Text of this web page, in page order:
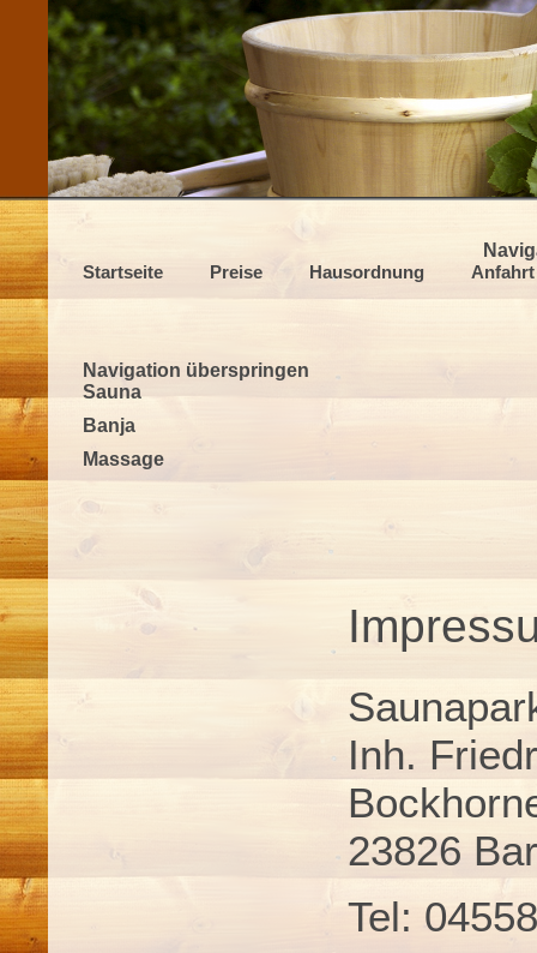
Startseite
Preise Hausordnung Anfahrt
Navigation überspringen
Sauna
Banja
Massage
Inh.
23826
Tel: